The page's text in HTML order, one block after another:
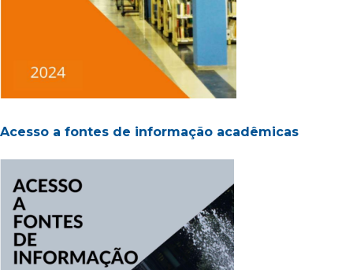
Acesso a fontes de informação acadêmicas